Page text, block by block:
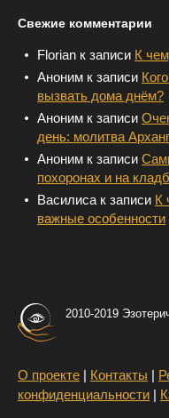
Свежие комментарии
Florian к записи К
Аноним к записи
вызвать дома днём?
Аноним к записи
день: молитва
Аноним к записи
похоронах и на
Василиса к записи К
важные особенности
2010-2019
О проекте | Контакты |
конфиденциальности |